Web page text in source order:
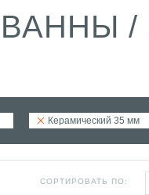
/
Керамический 35 мм
СОРТИРОВАТЬ ПО: